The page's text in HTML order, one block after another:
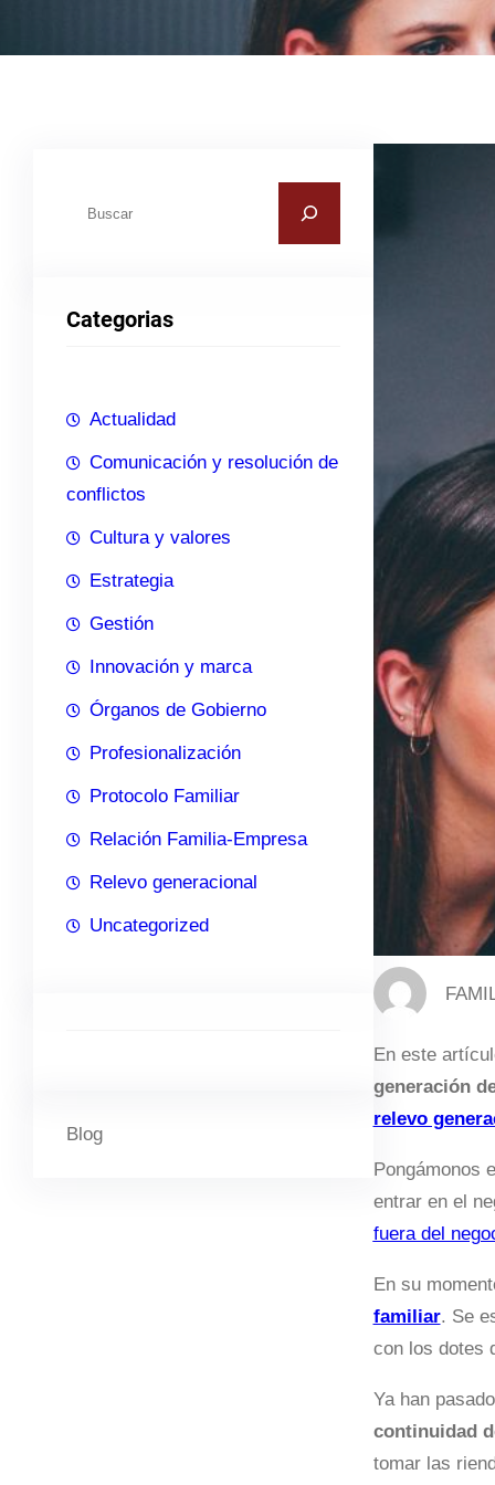
a
Categorias
Actualidad
Comunicación y resolución de
conflictos
Cultura y valores
Estrategia
Gestión
Innovación y marca
Órganos de Gobierno
Profesionalización
Protocolo Familiar
Relación Familia-Empresa
Relevo generacional
Uncategorized
Blog
En este
generación
relevo
Pongámonos
entrar en el
fuera del
En su
familiar. Se
con los dotes
Ya han
continuidad
tomar las